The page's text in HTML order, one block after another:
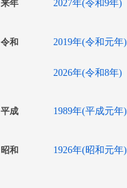
来年 2027年(令和9年)
令和 2019年(令和元年)
2026年(令和8年)
平成 1989年(平成元年)
昭和 1926年(昭和元年)